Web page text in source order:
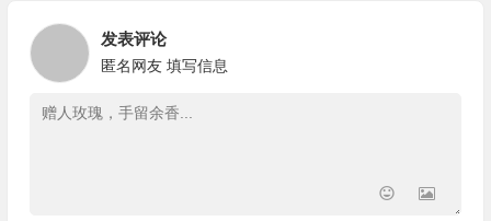
发表评论
匿名网友 填写信息